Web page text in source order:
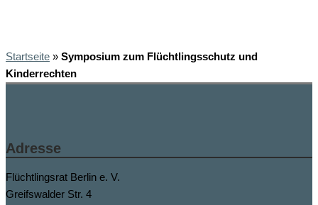
Startseite » Symposium zum Flüchtlingsschutz und
Kinderrechten
Adresse
Flüchtlingsrat Berlin e. V.
Greifswalder Str. 4